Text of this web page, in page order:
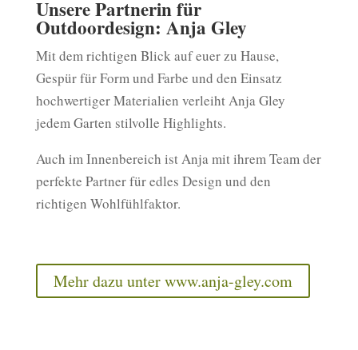
Unsere Partnerin für
Outdoordesign: Anja Gley
Mit dem richtigen Blick auf euer zu Hause,
Gespür für Form und Farbe und den Einsatz
hochwertiger Materialien verleiht Anja Gley
jedem Garten stilvolle Highlights.
Auch im Innenbereich ist Anja mit ihrem Team der
perfekte Partner für edles Design und den
richtigen Wohlfühlfaktor.
Mehr dazu unter www.anja-gley.com